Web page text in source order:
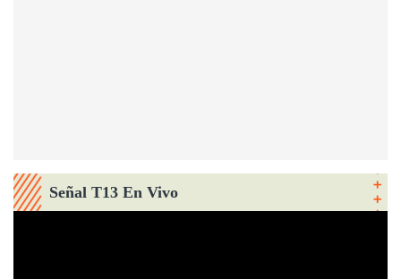
Señal T13 En Vivo